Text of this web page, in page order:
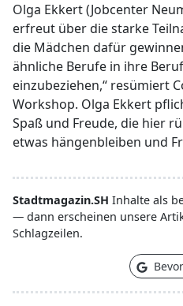
Olga Ekkert (Jobcenter
erfreut über die starke
die Mädchen dafür
ähnliche Berufe in ihre
einzubeziehen,“ resümiert
Workshop. Olga Ekkert
Spaß und Freude, die hier
etwas hängenbleiben und
Stadtmagazin.SH Inhalte als
— dann erscheinen unsere
Schlagzeilen.